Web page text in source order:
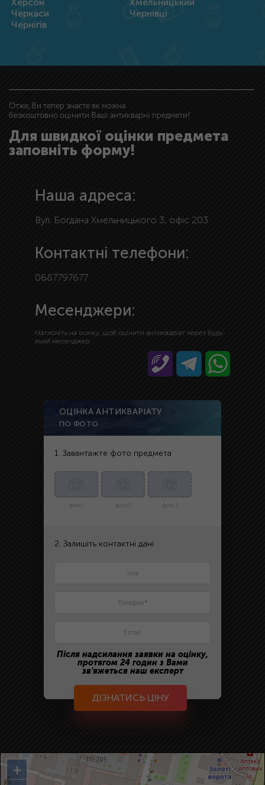
Черкаси
Чернівці
Чернігів
Отже, Ви тепер знаєте як можна
безкоштовно оцінити Ваші антикварні предмети!
Для швидкої оцінки предмета
заповніть форму!
Наша адреса:
Вул. Богдана Хмельницького 3, офіс 203
Контактні телефони:
0687797677
Месенджери:
Натисніть на іконку, щоб оцінити антикваріат через будь-
який месенджер
ОЦІНКА АНТИКВАРІАТУ
ПО ФОТО
1. Завантажте фото предмета
фото 1 фото 2 фото 3
2. Залишіть контактні дані
Після надсилання заявки на оцінку,
протягом 24 годин з Вами
зв'яжеться наш експерт
ДІЗНАТИСЬ ЦІНУ
+